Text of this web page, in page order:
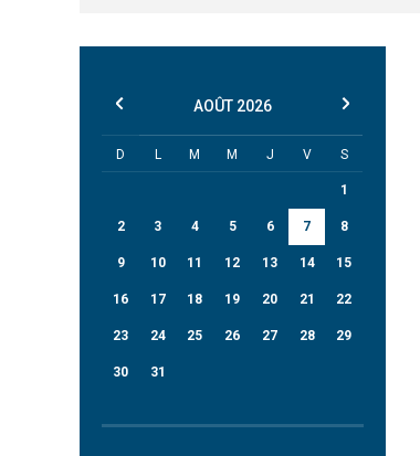
AOÛT 2026
D L M M J V S
1
2 3 4 5 6 7 8
9 10 11 12 13 14 15
16 17 18 19 20 21 22
23 24 25 26 27 28 29
30 31